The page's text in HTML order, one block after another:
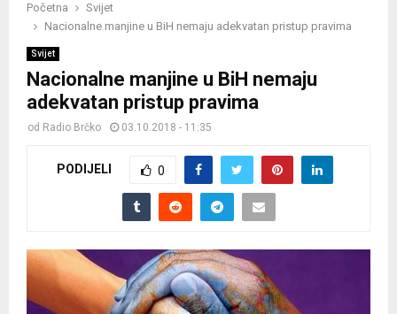
Početna
Svijet
Nacionalne manjine u BiH nemaju adekvatan pristup pravima
Svijet
Nacionalne manjine u BiH nemaju
adekvatan pristup pravima
od Radio Brčko 03.10.2018 - 11:35
PODIJELI 0